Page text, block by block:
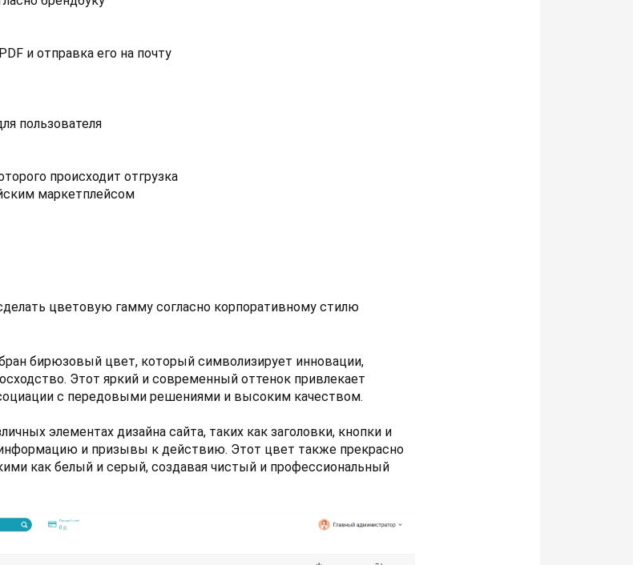
и отправка его на почту
пользователя
происходит отгрузка
маркетплейсом
цветовую гамму согласно корпоративному стилю
бирюзовый цвет, который символизирует инновации,
Этот яркий и современный оттенок привлекает
с передовыми решениями и высоким качеством.
элементах дизайна сайта, таких как заголовки, кнопки и
и призывы к действию. Этот цвет также прекрасно
как белый и серый, создавая чистый и профессиональный